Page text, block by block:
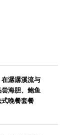
在潺潺溪流与
海胆、鲍鱼
晚餐套餐